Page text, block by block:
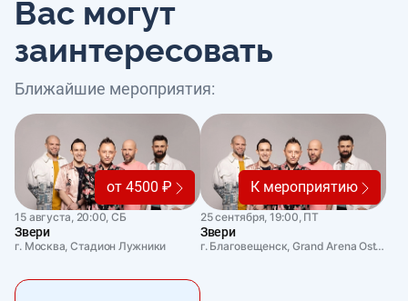
Вас могут
заинтересовать
Ближайшие мероприятия:
от 4500 ₽
15 августа, 20:00, СБ
Звери
г. Москва, Стадион Лужники
К мероприятию
25 сентября, 19:00, ПТ
Звери
г. Благовещенск, Grand Arena Ostrova